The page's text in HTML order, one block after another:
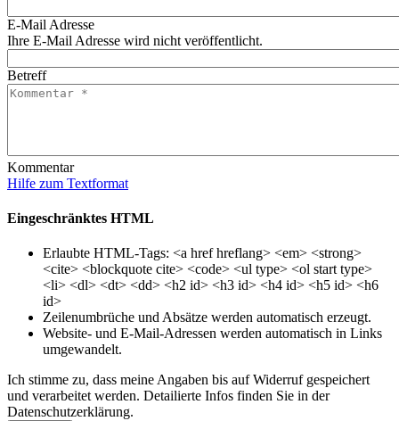
E-Mail Adresse
Ihre E-Mail Adresse wird nicht veröffentlicht.
Betreff
Kommentar
Hilfe zum Textformat
Eingeschränktes HTML
Erlaubte HTML-Tags: <a href hreflang> <em> <strong>
<cite> <blockquote cite> <code> <ul type> <ol start type>
<li> <dl> <dt> <dd> <h2 id> <h3 id> <h4 id> <h5 id> <h6
id>
Zeilenumbrüche und Absätze werden automatisch erzeugt.
Website- und E-Mail-Adressen werden automatisch in Links
umgewandelt.
Ich stimme zu, dass meine Angaben bis auf Widerruf gespeichert
und verarbeitet werden. Detailierte Infos finden Sie in der
Datenschutzerklärung.